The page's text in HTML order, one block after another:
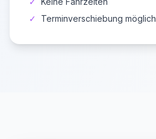
✓
Terminverschiebung möglich